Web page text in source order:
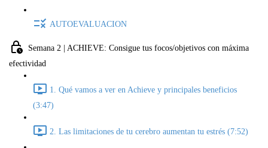
AUTOEVALUACION
Semana 2 | ACHIEVE: Consigue tus focos/objetivos con máxima
efectividad
1. Qué vamos a ver en Achieve y principales beneficios
(3:47)
2. Las limitaciones de tu cerebro aumentan tu estrés (7:52)